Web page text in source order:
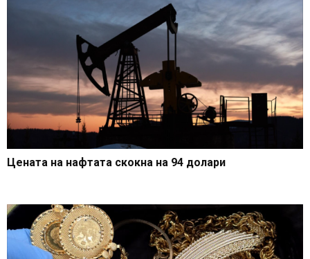
Цената на нафтата скокна на 94 долари